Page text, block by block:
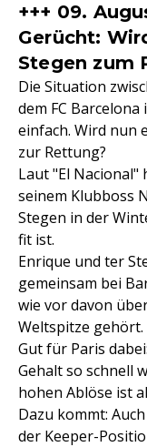
+++ 09.
Gerücht:
Stegen zum
Die Situation
dem FC
einfach. Wird nun
zur Rettung?
Laut "El Nacional"
seinem Klubboss
Stegen in der
fit ist.
Enrique und ter
gemeinsam bei
wie vor davon
Weltspitze gehört.
Gut für Paris
Gehalt so schnell
hohen Ablöse ist
Dazu kommt:
der Keeper-